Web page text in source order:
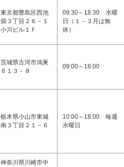
東京都豊島区西池
袋３丁目２６－１
小川ビル１Ｆ
09:30～18:30 水曜
日（１－３月は無
休）
茨城県古河市鴻巣
６１３－８
09:00～18:00
栃木県小山市東城
南３丁目２１－６
10:00～18:00 毎週
水曜日
神奈川県川崎市中